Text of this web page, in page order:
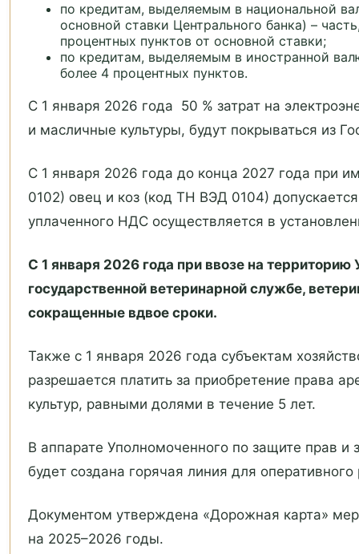
по кредитам, выделяемым в национальной
основной ставки Центрального банка) –
процентных пунктов от основной ставки;
по кредитам, выделяемым в иностранной
более 4 процентных пунктов.
С 1 января 2026 года 50 % затрат на
и масличные культуры, будут покрываться из
С 1 января 2026 года до конца 2027 года при
0102) овец и коз (код ТН ВЭД 0104)
уплаченного НДС осуществляется в
С 1 января 2026 года при ввозе на
государственной ветеринарной службе,
сокращенные вдвое сроки.
Также с 1 января 2026 года субъектам
разрешается платить за приобретение права
культур, равными долями в течение 5 лет.
В аппарате Уполномоченного по защите прав и
будет создана горячая линия для
Документом утверждена «Дорожная карта»
на 2025–2026 годы.